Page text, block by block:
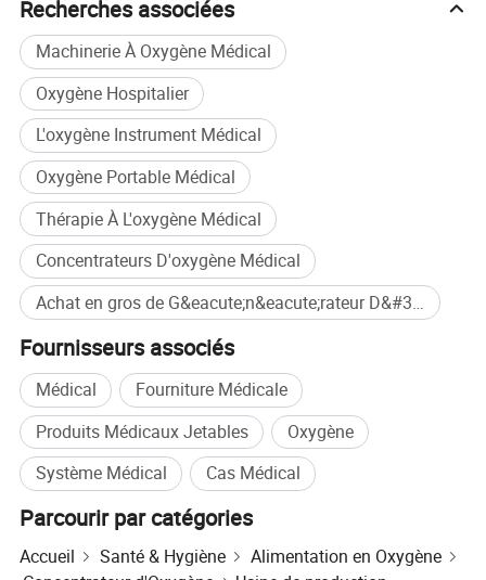
Recherches associées
Machinerie À Oxygène Médical
Oxygène Hospitalier
L'oxygène Instrument Médical
Oxygène Portable Médical
Thérapie À L'oxygène Médical
Concentrateurs D'oxygène Médical
Achat en gros de G&eacute;n&eacute;rateur D&#39;oxyg&egrave;ne
Fournisseurs associés
Médical
Fourniture Médicale
Produits Médicaux Jetables
Oxygène
Système Médical
Cas Médical
Parcourir par catégories
Accueil Santé & Hygiène
Alimentation en Oxygène